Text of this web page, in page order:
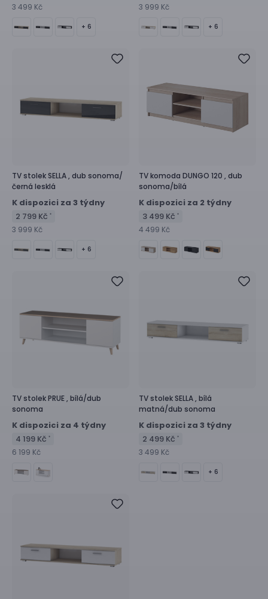
3 499 Kč
+ 6
3 999 Kč
+ 6
TV stolekSELLA , dub sonoma/
černá lesklá
K dispozici za 3 týdny
2 799 Kč *
3 999 Kč
+ 6
TV komoda DUNGO 120 , dub
sonoma/bílá
K dispozici za 2 týdny
3 499 Kč *
4 499 Kč
TV stolekPRUE , bílá/dub
sonoma
K dispozici za 4 týdny
4 199 Kč *
6 199 Kč
TV stolekSELLA , bílá
matná/dub sonoma
K dispozici za 3 týdny
2 499 Kč *
3 499 Kč
+ 6